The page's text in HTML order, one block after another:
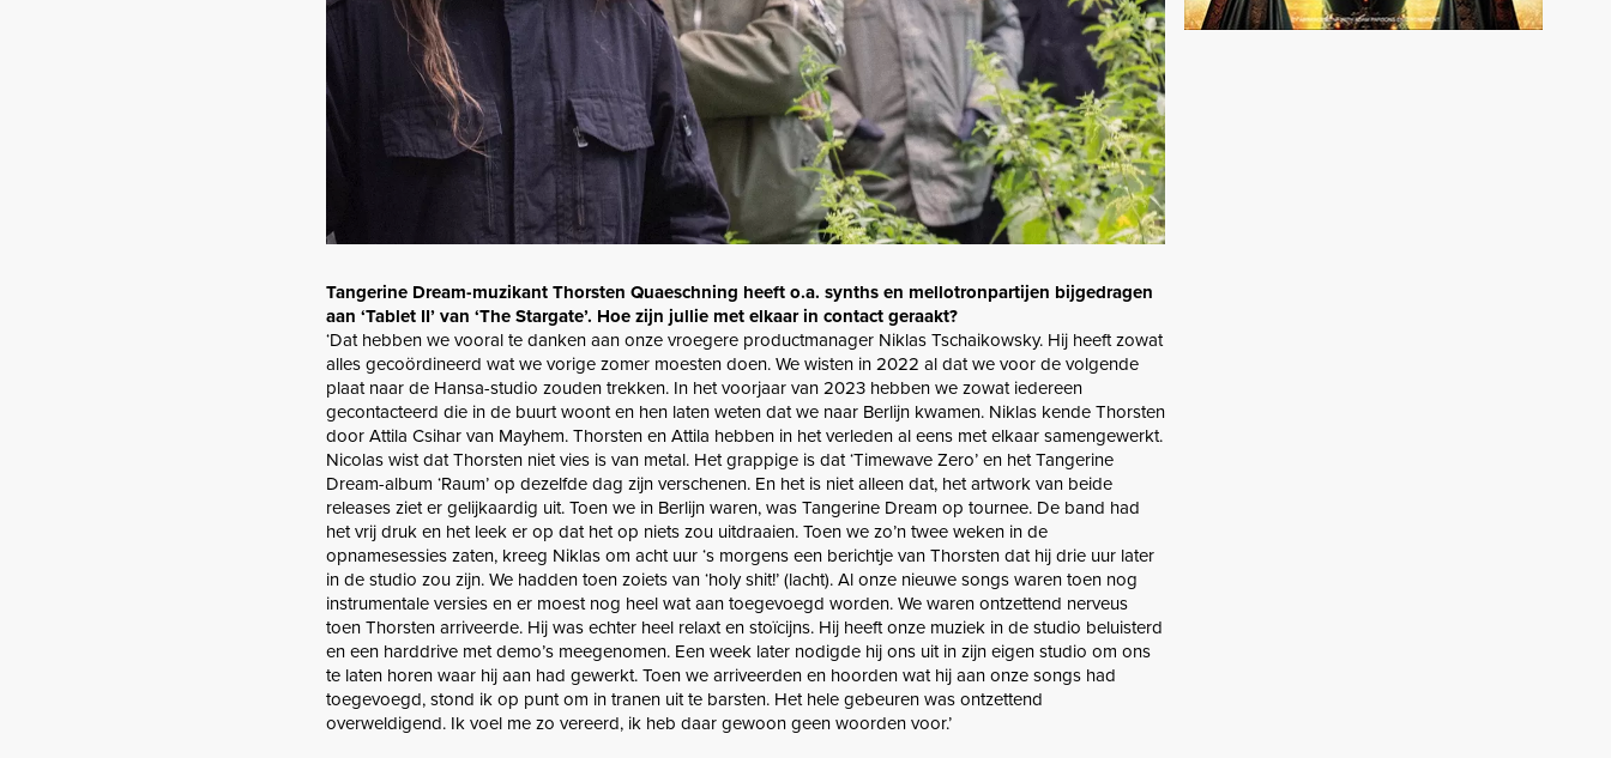
Tangerine Dream-muzikant Thorsten Quaeschning heeft o.a. synths en mellotronpartijen bijgedragen
aan ‘Tablet II’ van ‘The Stargate’. Hoe zijn jullie met elkaar in contact geraakt?
‘Dat hebben we vooral te danken aan onze vroegere productmanager Niklas Tschaikowsky. Hij heeft zowat
alles gecoördineerd wat we vorige zomer moesten doen. We wisten in 2022 al dat we voor de volgende
plaat naar de Hansa-studio zouden trekken. In het voorjaar van 2023 hebben we zowat iedereen
gecontacteerd die in de buurt woont en hen laten weten dat we naar Berlijn kwamen. Niklas kende Thorsten
door Attila Csihar van Mayhem. Thorsten en Attila hebben in het verleden al eens met elkaar samengewerkt.
Nicolas wist dat Thorsten niet vies is van metal. Het grappige is dat ‘Timewave Zero’ en het Tangerine
Dream-album ‘Raum’ op dezelfde dag zijn verschenen. En het is niet alleen dat, het artwork van beide
releases ziet er gelijkaardig uit. Toen we in Berlijn waren, was Tangerine Dream op tournee. De band had
het vrij druk en het leek er op dat het op niets zou uitdraaien. Toen we zo’n twee weken in de
opnamesessies zaten, kreeg Niklas om acht uur ‘s morgens een berichtje van Thorsten dat hij drie uur later
in de studio zou zijn. We hadden toen zoiets van ‘holy shit!’ (lacht). Al onze nieuwe songs waren toen nog
instrumentale versies en er moest nog heel wat aan toegevoegd worden. We waren ontzettend nerveus
toen Thorsten arriveerde. Hij was echter heel relaxt en stoïcijns. Hij heeft onze muziek in de studio beluisterd
en een harddrive met demo’s meegenomen. Een week later nodigde hij ons uit in zijn eigen studio om ons
te laten horen waar hij aan had gewerkt. Toen we arriveerden en hoorden wat hij aan onze songs had
toegevoegd, stond ik op punt om in tranen uit te barsten. Het hele gebeuren was ontzettend
overweldigend. Ik voel me zo vereerd, ik heb daar gewoon geen woorden voor.’